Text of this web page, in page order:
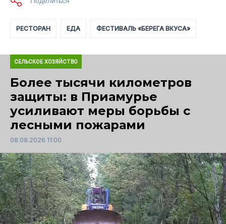
РЕСТОРАН ЕДА ФЕСТИВАЛЬ «БЕРЕГА ВКУСА»
СЕЛЬСКОЕ ХОЗЯЙСТВО
Более тысячи километров
защиты: в Приамурье
усиливают меры борьбы с
лесными пожарами
08.08.2026 11:00